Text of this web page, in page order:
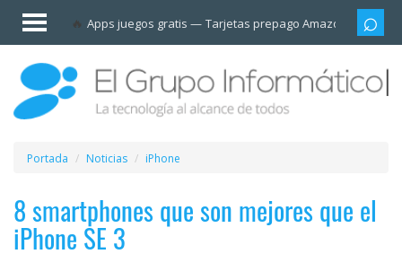
Apps juegos gratis Tarjetas prepago Amazon
Invitado
Iniciar
sesión /
Registrarse
Esenciales
Móviles
Ofertas
Portada Noticias iPhone
8 smartphones que son mejores que el
iPhone SE 3